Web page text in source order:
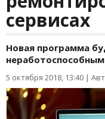
сервисах
Новая программа
5 октября 2018, 13:40 |